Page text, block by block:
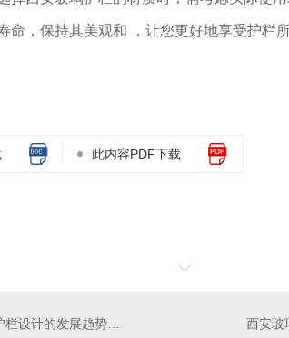
命，保持其美观和 ，让您更好地享受护栏
此内容PDF下载
西安玻璃护栏设计的发展趋势与创新理念